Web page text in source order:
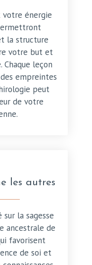
votre énergie
la structure
votre but et
leçon
empreintes
peut
de votre
les autres
la sagesse
ancestrale de
favorisent
de soi et